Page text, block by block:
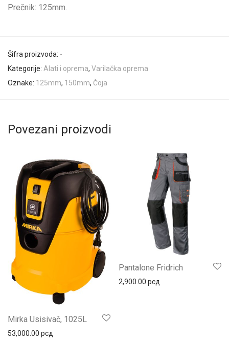
Prečnik: 125mm.
Šifra proizvoda: -
Kategorije: Alati i oprema, Varilačka oprema
Oznake: 125mm, 150mm, Čoja
Povezani proizvodi
Mirka Usisivač, 1025L
53,000.00 рсд
Pantalone Fridrich
2,900.00 рсд